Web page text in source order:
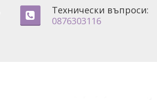
Технически въпроси:
0876303116